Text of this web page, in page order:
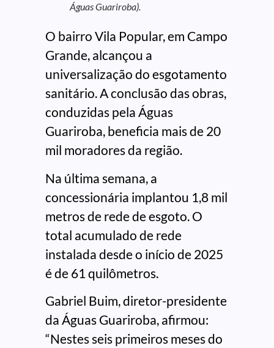
Águas Guariroba).
O bairro Vila Popular, em Campo
Grande, alcançou a
universalização do esgotamento
sanitário. A conclusão das obras,
conduzidas pela Águas
Guariroba, beneficia mais de 20
mil moradores da região.
Na última semana, a
concessionária implantou 1,8 mil
metros de rede de esgoto. O
total acumulado de rede
instalada desde o início de 2025
é de 61 quilômetros.
Gabriel Buim, diretor-presidente
da Águas Guariroba, afirmou:
“Nestes seis primeiros meses do